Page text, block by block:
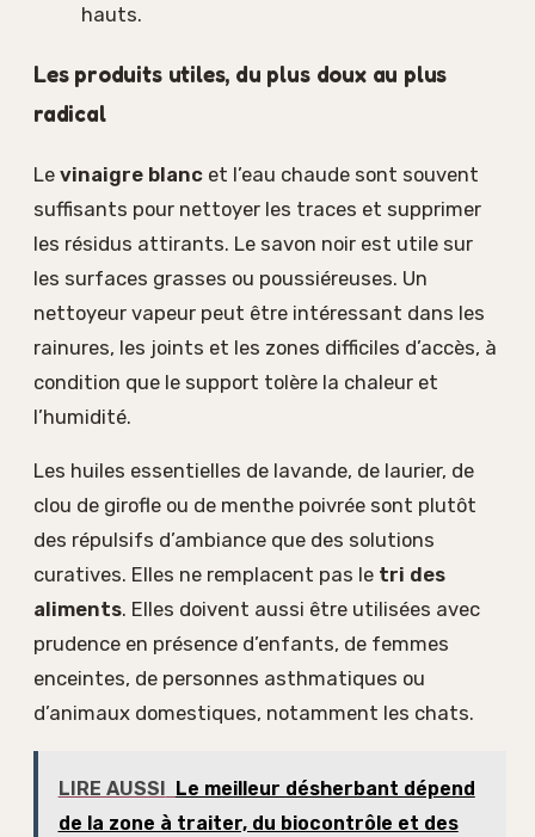
hauts.
Les produits utiles, du plus doux au plus
radical
Le vinaigre blanc et l’eau chaude sont souvent
suffisants pour nettoyer les traces et supprimer
les résidus attirants. Le savon noir est utile sur
les surfaces grasses ou poussiéreuses. Un
nettoyeur vapeur peut être intéressant dans les
rainures, les joints et les zones difficiles d’accès, à
condition que le support tolère la chaleur et
l’humidité.
Les huiles essentielles de lavande, de laurier, de
clou de girofle ou de menthe poivrée sont plutôt
des répulsifs d’ambiance que des solutions
curatives. Elles ne remplacent pas le tri des
aliments. Elles doivent aussi être utilisées avec
prudence en présence d’enfants, de femmes
enceintes, de personnes asthmatiques ou
d’animaux domestiques, notamment les chats.
LIRE AUSSI Le meilleur désherbant dépend
de la zone à traiter, du biocontrôle et des